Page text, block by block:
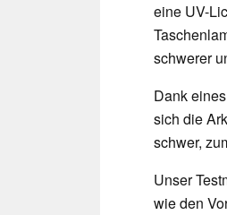
eine UV-
schwerer
Dank
sich die
schwer,
Unser
wie den